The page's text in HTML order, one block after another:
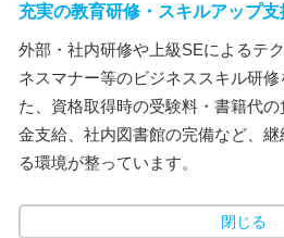
充実の教育研修・スキルアップ支
外部・社内研修や上級SEによるテ
ネスマナー等のビジネススキル研
た、資格取得時の受験料・書籍代
金支給、社内図書館の完備など、
る環境が整っています。
閉じる